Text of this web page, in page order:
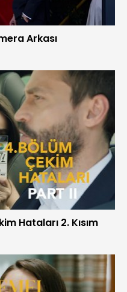
Arkası
Hataları 2. Kısım